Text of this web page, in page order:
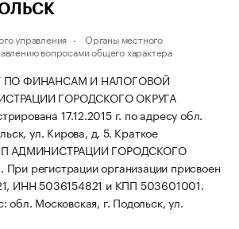
управления
Органы местного
вопросами общего характера
ПО ФИНАНСАМ И НАЛОГОВОЙ
ГОРОДСКОГО ОКРУГА
17.12.2015 г. по адресу обл.
ул. Кирова, д. 5. Краткое
АДМИНИСТРАЦИИ ГОРОДСКОГО
При регистрации организации присвоен
ИНН 5036154821 и КПП 503601001.
обл. Московская, г. Подольск, ул.